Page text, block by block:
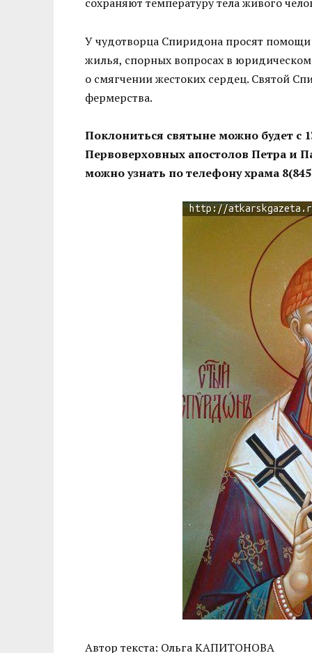
У чудотворца Спиридона просят помощи
жилья, спорных вопросах в
о смягчении жестоких сердец. Святой
фермерства.
Поклониться святыне можно будет с
Первоверховных апостолов Петра и
можно узнать по телефону храма
Автор текста: Ольга КАПИТОНОВА